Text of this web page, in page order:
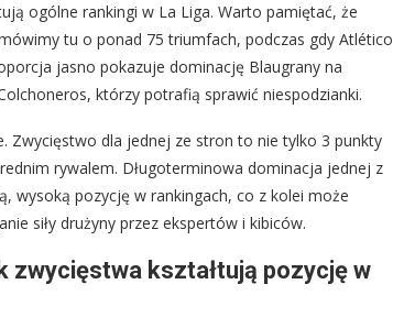
ogólne rankingi w La Liga. Warto pamiętać, że
tu o ponad 75 triumfach, podczas gdy Atlético
jasno pokazuje dominację Blaugrany na
którzy potrafią sprawić niespodzianki.
Zwycięstwo dla jednej ze stron to nie tylko 3 punkty
rywalem. Długoterminowa dominacja jednej z
wysoką pozycję w rankingach, co z kolei może
siły drużyny przez ekspertów i kibiców.
zwycięstwa kształtują pozycję w